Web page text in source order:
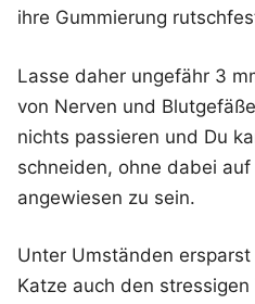
ihre Gummierung
Lasse daher ungefähr 3
von Nerven und
nichts passieren und Du
schneiden, ohne dabei
angewiesen zu sein.
Unter Umständen
Katze auch den